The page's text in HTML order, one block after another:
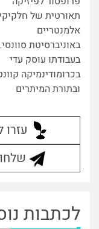
תאורטית של
אלמנטריים
באוניברסיטת סוונסי.
בעבודתו עוסק עדי
בכרומודינמיקה
ובתורת המיתרים
עזרו
לכתבות